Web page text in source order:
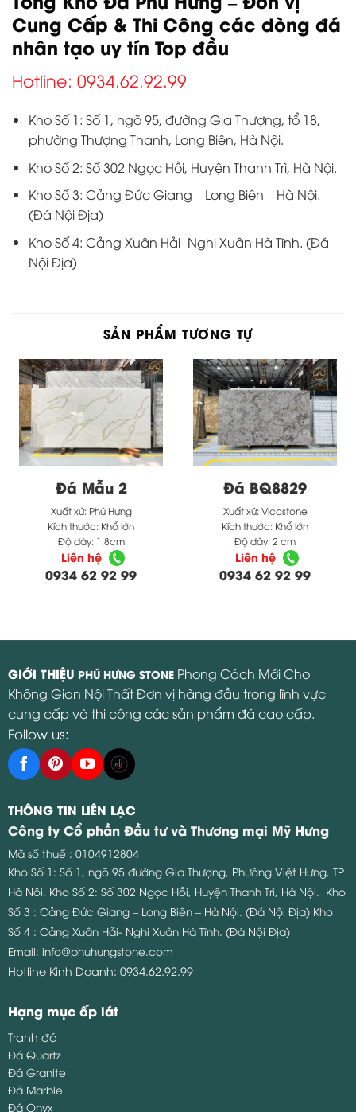
Cung Cấp & Thi Công các dòng đá
nhân tạo uy tín Top đầu
Hotline: 0934.62.92.99
Kho Số 1: Số 1, ngõ 95, đường Gia Thượng, tổ 18,
phường Thượng Thanh, Long Biên, Hà Nội.
Kho Số 2: Số 302 Ngọc Hồi, Huyện Thanh Trì, Hà Nội.
Kho Số 3: Cảng Đức Giang – Long Biên – Hà Nội.
(Đá Nội Địa)
Kho Số 4: Cảng Xuân Hải- Nghi Xuân Hà Tĩnh. (Đá
Nội Địa)
SẢN PHẨM TƯƠNG TỰ
Đá Mẫu 2
Xuất xứ: Phú Hưng
Kích thước: Khổ lớn
Độ dày: 1.8cm
Liên hệ
0934 62 92 99
Đá BQ8829
Xuất xứ: Vicostone
Kích thước: Khổ lớn
Độ dày: 2 cm
Liên hệ
0934 62 92 99
GIỚI THIỆU PHÚ HƯNG STONE Phong Cách Mới Cho
Không Gian Nội Thất Đơn vị hàng đầu trong lĩnh vực
cung cấp và thi công các sản phẩm đá cao cấp.
Follow us:
THÔNG TIN LIÊN LẠC
Công ty Cổ phần Đầu tư và Thương mại Mỹ Hưng
Mã số thuế : 0104912804
Kho Số 1: Số 1, ngõ 95 đường Gia Thượng, Phường Việt Hưng, TP
Hà Nội. Kho Số 2: Số 302 Ngọc Hồi, Huyện Thanh Trì, Hà Nội.
Kho
Số 3 : Cảng Đức Giang – Long Biên – Hà Nội. (Đá Nội Địa) Kho
Số 4 : Cảng Xuân Hải- Nghi Xuân Hà Tĩnh. (Đá Nội Địa)
Email: info@phuhungstone.com
Hotline Kinh Doanh: 0934.62.92.99
Hạng mục ốp lát
Tranh đá
Đá Quartz
Đá Granite
Đá Marble
Đá Onyx